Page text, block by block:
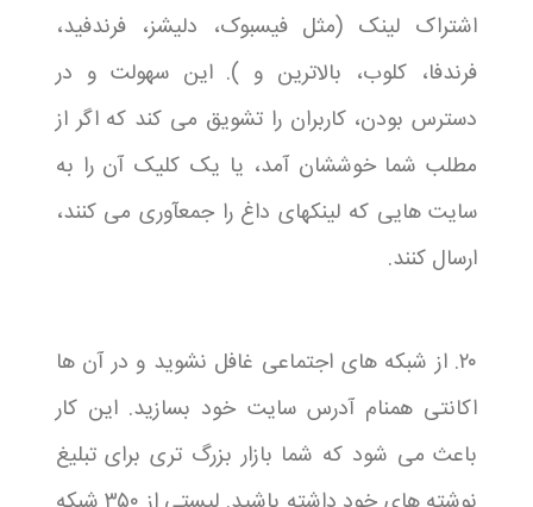
اشتراک لینک (مثل فیسبوک، دلیشز، فرندفید،
فرندفا، کلوب، بالاترین و ). این سهولت و در
دسترس بودن، کاربران را تشویق می کند که اگر از
مطلب شما خوششان آمد، یا یک کلیک آن را به
سایت هایی که لینکهای داغ را جمعآوری می کنند،
ارسال کنند.
۲۰. از شبکه های اجتماعی غافل نشوید و در آن ها
اکانتی همنام آدرس سایت خود بسازید. این کار
باعث می شود که شما بازار بزرگ تری برای تبلیغ